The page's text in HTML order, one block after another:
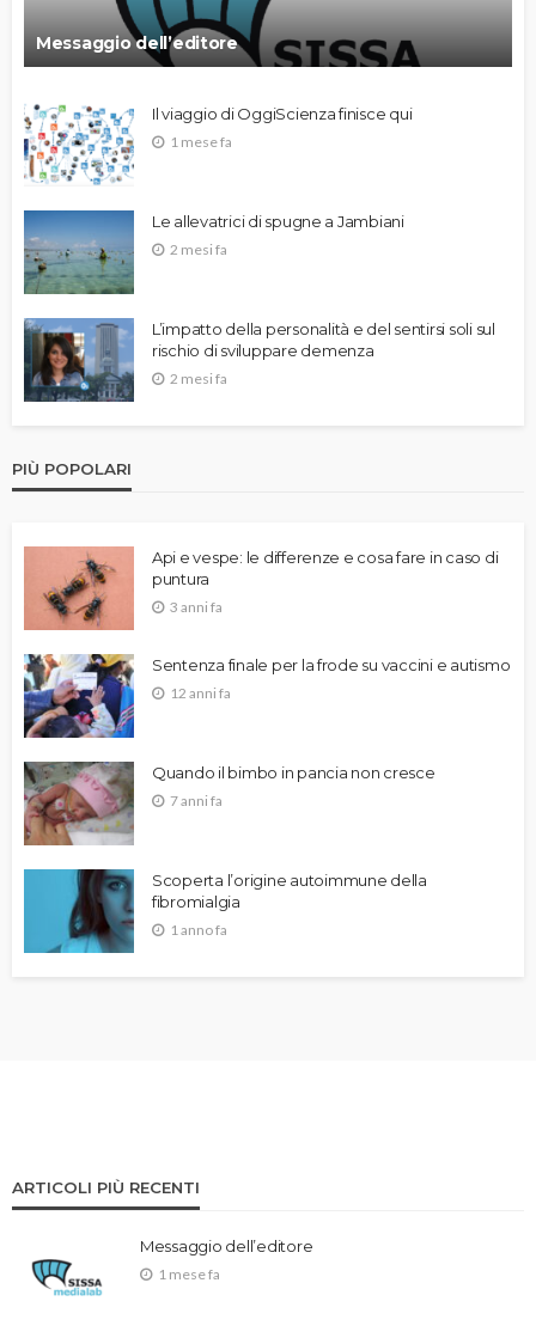
Messaggio dell’editore
Il viaggio di OggiScienza finisce qui
1 mese fa
Le allevatrici di spugne a Jambiani
2 mesi fa
L’impatto della personalità e del sentirsi soli sul
rischio di sviluppare demenza
2 mesi fa
PIÙ POPOLARI
Api e vespe: le differenze e cosa fare in caso di
puntura
3 anni fa
Sentenza finale per la frode su vaccini e autismo
12 anni fa
Quando il bimbo in pancia non cresce
7 anni fa
Scoperta l’origine autoimmune della
fibromialgia
1 anno fa
ARTICOLI PIÙ RECENTI
Messaggio dell’editore
1 mese fa